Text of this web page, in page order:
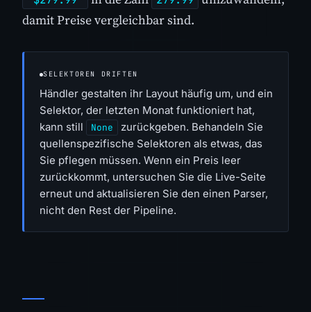
damit Preise vergleichbar sind.
SELEKTOREN DRIFTEN
Händler gestalten ihr Layout häufig um, und ein
Selektor, der letzten Monat funktioniert hat,
kann still
None
zurückgeben. Behandeln Sie
quellenspezifische Selektoren als etwas, das
Sie pflegen müssen. Wenn ein Preis leer
zurückkommt, untersuchen Sie die Live-Seite
erneut und aktualisieren Sie den einen Parser,
nicht den Rest der Pipeline.